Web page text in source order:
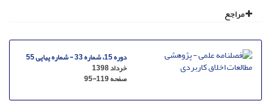
مراجع
دوره 15، شماره 33 - شماره پیاپی 55
خرداد 1398
صفحه95-119